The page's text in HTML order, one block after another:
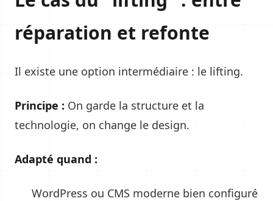
réparation et refonte
Il existe une option intermédiaire : le lifting.
Principe : On garde la structure et la
technologie, on change le design.
Adapté quand :
WordPress ou CMS moderne bien configuré